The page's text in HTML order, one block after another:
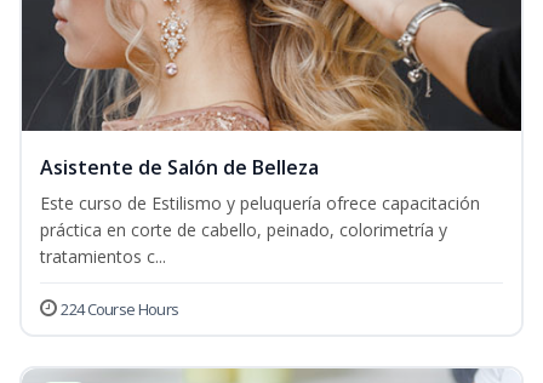
Asistente de Salón de Belleza
Este curso de Estilismo y peluquería ofrece capacitación
práctica en corte de cabello, peinado, colorimetría y
tratamientos c...
224 Course Hours